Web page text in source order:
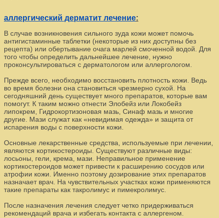
аллергический дерматит лечение:
В случае возникновения сильного зуда кожи может помочь
антигистаминные таблетки (некоторые из них доступны без
рецепта) или обертывание очага марлей смоченной водой. Для
того чтобы определить дальнейшее лечение, нужно
проконсультироваться с дерматологом или аллергологом.
Прежде всего, необходимо восстановить плотность кожи. Ведь
во время болезни она становиться чрезмерно сухой. На
сегодняшний день существует много препаратов, которые вам
помогут. К таким можно отнести Элобейз или Локобейз
липокрем, Гидрокортизоновая мазь, Синаф мазь и многие
другие. Мази служат как «невидимая одежда» и защита от
испарения воды с поверхности кожи.
Основные лекарственные средства, используемые при лечении,
являются кортикостероиды. Существуют различные виды:
лосьоны, гели, крема, мази. Неправильное применение
кортикостероидов может привести к расширению сосудов или
атрофии кожи. Именно поэтому дозирование этих препаратов
назначает врач. На чувствительных участках кожи применяются
такие препараты как такролимус и пимекролимус.
После назначения лечения следует четко придерживаться
рекомендаций врача и избегать контакта с аллергеном.